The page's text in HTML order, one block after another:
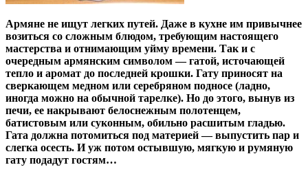
Армяне не ищут легких путей. Даже в кухне им привычнее
возиться со сложным блюдом, требующим настоящего
мастерства и отнимающим уйму времени. Так и с
очередным армянским символом — гатой, источающей
тепло и аромат до последней крошки. Гату приносят на
сверкающем медном или серебряном подносе (ладно,
иногда можно на обычной тарелке). Но до этого, вынув из
печи, ее накрывают белоснежным полотенцем,
батистовым или суконным, обильно расшитым гладью.
Гата должна потомиться под материей — выпустить пар и
слегка осесть. И уж потом остывшую, мягкую и румяную
гату подадут гостям…